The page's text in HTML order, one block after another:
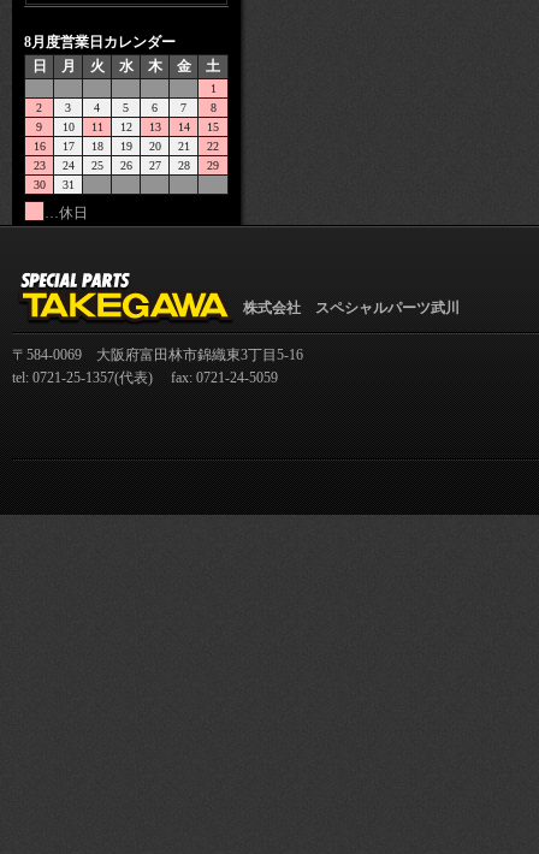
8月度営業日カレンダー
日
月 火 水 木 金 土
1
2
3 4 5 6 7
8
9
10 11 12 13 14
15
16
17 18 19 20 21
22
23
24 25 26 27 28
29
30
31
…休日
株式会社 スペシャルパーツ武川
〒584-0069 大阪府富田林市錦織東3丁目5-16
tel: 0721-25-1357(代表) fax: 0721-24-5059